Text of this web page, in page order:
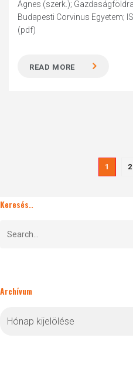
Ágnes (szerk.);
Budapesti Corvinus Egyetem;
(pdf)
READ MORE
1 2
Keresés..
Archívum